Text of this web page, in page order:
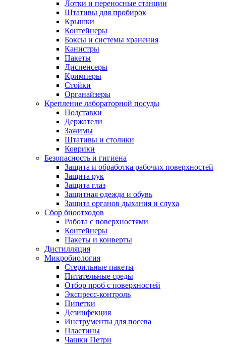
Лотки и переносные станции
Штативы для пробирок
Крышки
Контейнеры
Боксы и системы хранения
Канистры
Пакеты
Диспенсеры
Кримперы
Стойки
Органайзеры
Крепление лабораторной посуды
Подставки
Держатели
Зажимы
Штативы и столики
Коврики
Безопасность и гигиена
Защита и обработка рабочих поверхностей
Защита рук
Защита глаз
Защитная одежда и обувь
Защита органов дыхания и слуха
Сбор биоотходов
Работа с поверхностями
Контейнеры
Пакеты и конверты
Дистилляция
Микробиология
Стерильные пакеты
Питательные среды
Отбор проб с поверхностей
Экспресс-контроль
Пипетки
Дезинфекция
Инструменты для посева
Пластины
Чашки Петри